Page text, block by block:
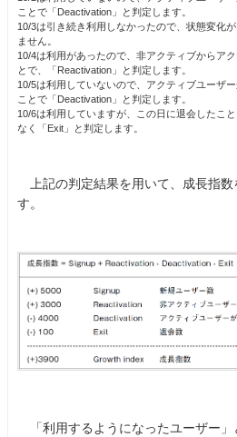
ことで「Deactivation」と判定します。
10/3は引き続き利用しなかったので、状態変化
ません。
10/4は利用があったので、非アクティブからア
とで、「Reactivation」と判定します。
10/5は利用していないので、アクティブユーザ
ことで「Deactivation」と判定します。
10/6は利用していますが、この日に退会したこ
なく「Exit」と判定します。
上記の判定結果を用いて、成長指数
す。
「利用するようになったユーザー」